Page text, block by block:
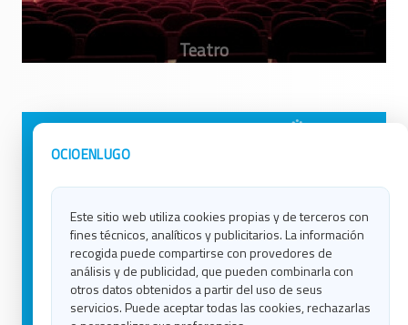
OCIOENLUGO
Este sitio web utiliza cookies propias y de terceros con
fines técnicos, analíticos y publicitarios. La información
recogida puede compartirse con provedores de
análisis y de publicidad, que pueden combinarla con
otros datos obtenidos a partir del uso de seus
servicios. Puede aceptar todas las cookies, rechazarlas
Avisos Legales
Contacto
Política de Cookies
Ocio en Lugo
Ocio en Ourense
Ocio en Pontevedra
Ocio en Santiago
Ocio en Vigo